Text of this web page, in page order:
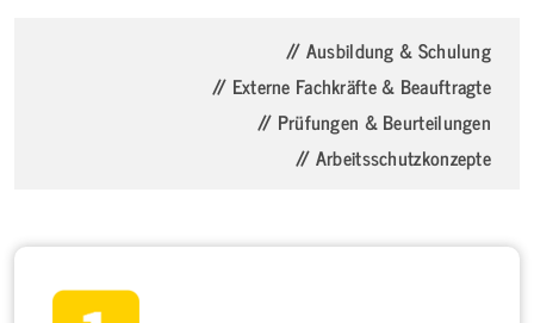
// Ausbildung & Schulung
// Externe Fachkräfte & Beauftragte
// Prüfungen & Beurteilungen
// Arbeitsschutzkonzepte